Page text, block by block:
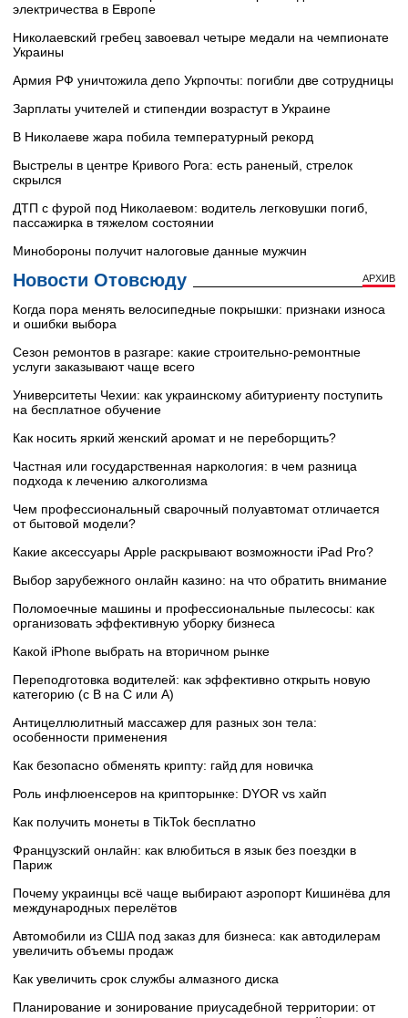
электричества в Европе
Николаевский гребец завоевал четыре медали на чемпионате
Украины
Армия РФ уничтожила депо Укрпочты: погибли две сотрудницы
Зарплаты учителей и стипендии возрастут в Украине
В Николаеве жара побила температурный рекорд
Выстрелы в центре Кривого Рога: есть раненый, стрелок
скрылся
ДТП с фурой под Николаевом: водитель легковушки погиб,
пассажирка в тяжелом состоянии
Минобороны получит налоговые данные мужчин
Новости Отовсюду АРХИВ
Когда пора менять велосипедные покрышки: признаки износа
и ошибки выбора
Сезон ремонтов в разгаре: какие строительно-ремонтные
услуги заказывают чаще всего
Университеты Чехии: как украинскому абитуриенту поступить
на бесплатное обучение
Как носить яркий женский аромат и не переборщить?
Частная или государственная наркология: в чем разница
подхода к лечению алкоголизма
Чем профессиональный сварочный полуавтомат отличается
от бытовой модели?
Какие аксессуары Apple раскрывают возможности iPad Pro?
Выбор зарубежного онлайн казино: на что обратить внимание
Поломоечные машины и профессиональные пылесосы: как
организовать эффективную уборку бизнеса
Какой iPhone выбрать на вторичном рынке
Переподготовка водителей: как эффективно открыть новую
категорию (с B на C или А)
Антицеллюлитный массажер для разных зон тела:
особенности применения
Как безопасно обменять крипту: гайд для новичка
Роль инфлюенсеров на крипторынке: DYOR vs хайп
Как получить монеты в TikTok бесплатно
Французский онлайн: как влюбиться в язык без поездки в
Париж
Почему украинцы всё чаще выбирают аэропорт Кишинёва для
международных перелётов
Автомобили из США под заказ для бизнеса: как автодилерам
увеличить объемы продаж
Как увеличить срок службы алмазного диска
Планирование и зонирование приусадебной территории: от